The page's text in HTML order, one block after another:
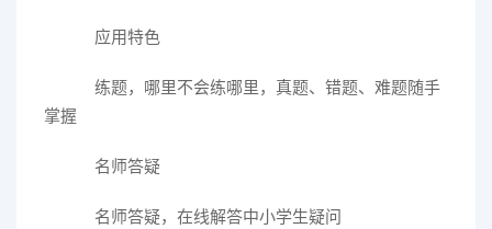
应用特色
练题，哪里不会练哪里，真题、错题、难题随手
掌握
名师答疑
名师答疑，在线解答中小学生疑问